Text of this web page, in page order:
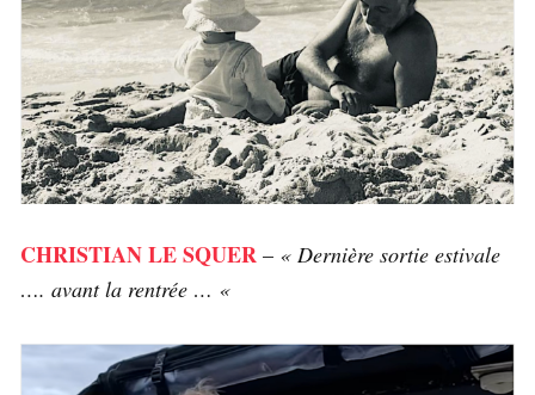
CHRISTIAN LE SQUER – « Dernière sortie estivale
…. avant la rentrée … «